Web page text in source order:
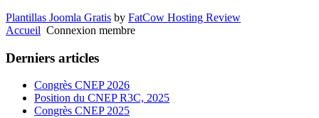
Plantillas Joomla Gratis by FatCow Hosting Review
Accueil Connexion membre
Derniers articles
Congrès CNEP 2026
Position du CNEP R3C, 2025
Congrès CNEP 2025